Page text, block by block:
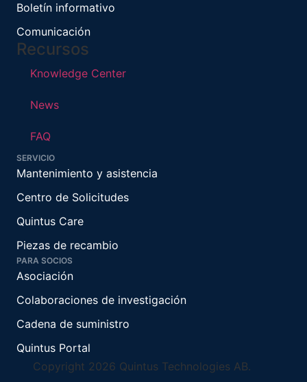
Boletín informativo
Comunicación
Recursos
Knowledge Center
News
FAQ
SERVICIO
Mantenimiento y asistencia
Centro de Solicitudes
Quintus Care
Piezas de recambio
PARA SOCIOS
Asociación
Colaboraciones de investigación
Cadena de suministro
Quintus Portal
Copyright 2026 Quintus Technologies AB.